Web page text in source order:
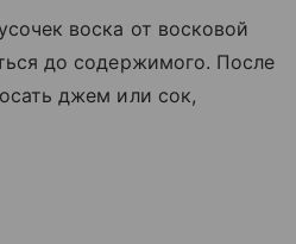
воска от восковой
до содержимого. После
джем или сок,